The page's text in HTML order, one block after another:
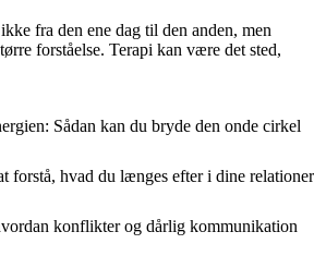
fra den ene dag til den anden, men
forståelse. Terapi kan være det sted,
Sådan kan du bryde den onde cirkel
forstå, hvad du længes efter i dine relationer
konflikter og dårlig kommunikation